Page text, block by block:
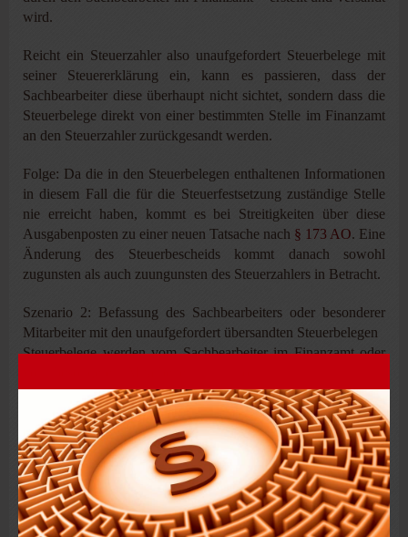
wird.
Reicht ein Steuerzahler also unaufgefordert Steuerbelege mit
seiner Steuererklärung ein, kann es passieren, dass der
Sachbearbeiter diese überhaupt nicht sichtet, sondern dass die
Steuerbelege direkt von einer bestimmten Stelle im Finanzamt
an den Steuerzahler zurückgesandt werden.
Folge: Da die in den Steuerbelegen enthaltenen Informationen
in diesem Fall die für die Steuerfestsetzung zuständige Stelle
nie erreicht haben, kommt es bei Streitigkeiten über diese
Ausgabenposten zu einer neuen Tatsache nach § 173 AO. Eine
Änderung des Steuerbescheids kommt danach sowohl
zugunsten als auch zuungunsten des Steuerzahlers in Betracht.
Szenario 2: Befassung des Sachbearbeiters oder besonderer
Mitarbeiter mit den unaufgefordert übersandten Steuerbelegen
Steuerbelege werden vom Sachbearbeiter im Finanzamt oder
Risikomanagementsystem des Finanzamts die Prüfung von
Einzelbelegen fordert.
Verhaltensknigge bei Änderungen zuungunsten nach §
173 Abs. 1 Nr. 1 AO
Übermittelt ein Steuerzahler mit seiner Steuererklärung
unaufgefordert Steuerbelege und das Finanzamt schickt diese